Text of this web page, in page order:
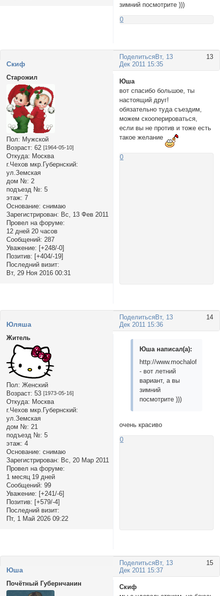
зимний посмотрите )))
0
Поделиться 13
Вт, 13
Дек 2011 15:35
Cкиф
Старожил
Пол: Мужской
Возраст: 62 [1964-05-10]
Откуда: Москва
г.Чехов мкр.Губернский:
ул.Земская
дом №: 2
подъезд №: 5
этаж: 7
Основание: снимаю
Зарегистрирован: Вс, 13 Фев 2011
Провел на форуме:
12 дней 20 часов
Сообщений: 287
Уважение: [+248/-0]
Позитив: [+404/-19]
Последний визит:
Вт, 29 Ноя 2016 00:31
Юша
вот спасибо большое, ты
настоящий друг!
обязательно туда съездим,
можем скооперироваться,
если вы не против и тоже есть
такое желание
0
Поделиться 14
Вт, 13
Дек 2011 15:36
Юляша
Житель
Пол: Женский
Возраст: 53 [1973-05-16]
Откуда: Москва
г.Чехов мкр.Губернский:
ул.Земская
дом №: 21
подъезд №: 5
этаж: 4
Основание: снимаю
Зарегистрирован: Вс, 20 Мар 2011
Провел на форуме:
1 месяц 19 дней
Сообщений: 99
Уважение: [+241/-6]
Позитив: [+579/-4]
Последний визит:
Пт, 1 Май 2026 09:22
Юша написал(а):
http://www.mochaloff.ru/
- вот летний
вариант, а вы
зимний
посмотрите )))
очень красиво
0
Поделиться 15
Вт, 13
Дек 2011 15:37
Юша
Почётный Губернчанин
Скиф